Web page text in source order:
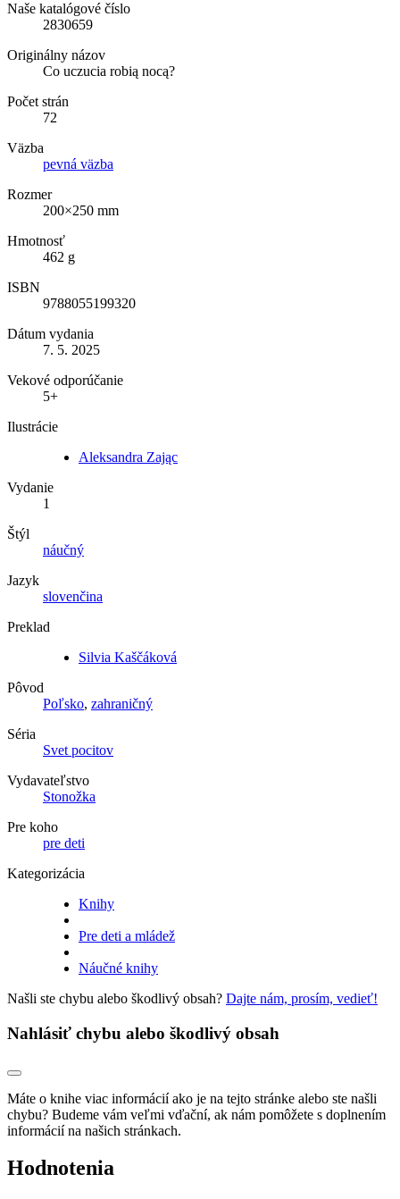
Naše katalógové číslo
2830659
Originálny názov
Co uczucia robią nocą?
Počet strán
72
Väzba
pevná väzba
Rozmer
200×250 mm
Hmotnosť
462 g
ISBN
9788055199320
Dátum vydania
7. 5. 2025
Vekové odporúčanie
5+
Ilustrácie
Aleksandra Zając
Vydanie
1
Štýl
náučný
Jazyk
slovenčina
Preklad
Silvia Kaščáková
Pôvod
Poľsko, zahraničný
Séria
Svet pocitov
Vydavateľstvo
Stonožka
Pre koho
pre deti
Kategorizácia
Knihy
Pre deti a mládež
Náučné knihy
Našli ste chybu alebo škodlivý obsah? Dajte nám, prosím, vedieť!
Nahlásiť chybu alebo škodlivý obsah
Máte o knihe viac informácií ako je na tejto stránke alebo ste našli
chybu? Budeme vám veľmi vďační, ak nám pomôžete s doplnením
informácií na našich stránkach.
Hodnotenia